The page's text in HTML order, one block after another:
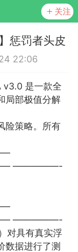
关注
盘
历
惩罚者头皮
22:06
v3.0 是一款全
局部极值分解
险策略。所有
—————-
—————-
对具有真实浮
数据进行了测